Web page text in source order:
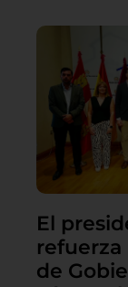
El
de